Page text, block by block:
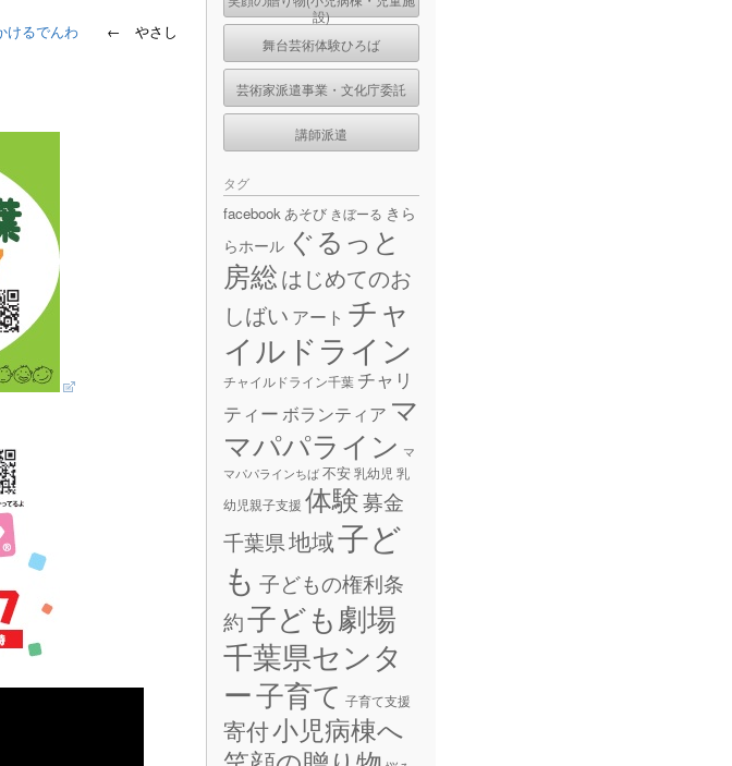
けるでんわ ← やさし
設)
舞台芸術体験ひろば
芸術家派遣事業・文化庁委託
講師派遣
タグ
facebookあそび きぼーる きら
らホール ぐるっと
房総はじめてのお
しばい アート チャ
イルドライン
チャイルドライン千葉 チャリ
ティーボランティア マ
マパパライン マ
マパパラインちば 不安乳幼児 乳
幼児親子支援 体験募金
千葉県地域子ど
も 子どもの権利条
約子ども劇場
千葉県センタ
ー子育て 子育て支援
寄付小児病棟へ